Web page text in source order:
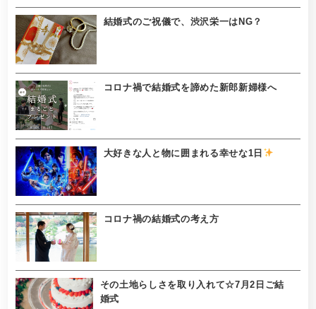
結婚式のご祝儀で、渋沢栄一はNG？
コロナ禍で結婚式を諦めた新郎新婦様へ
大好きな人と物に囲まれる幸せな1日
コロナ禍の結婚式の考え方
その土地らしさを取り入れて☆7月2日ご結
婚式